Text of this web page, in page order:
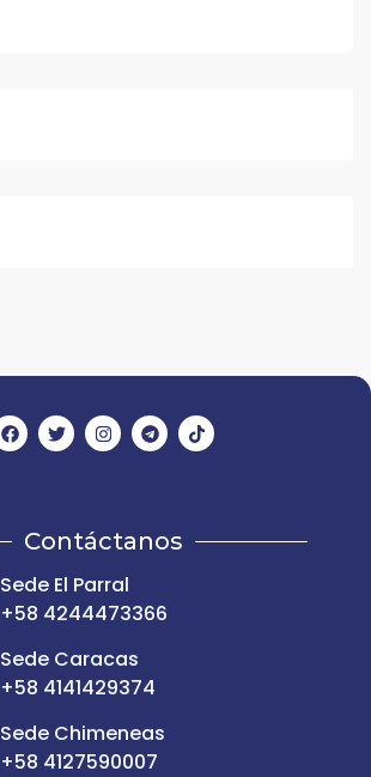
Contáctanos
Sede El Parral
+58 4244473366
Sede Caracas
+58 4141429374
Sede Chimeneas
+58 4127590007